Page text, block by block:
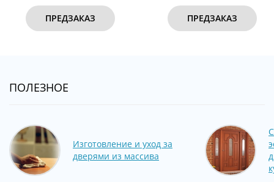
ПРЕДЗАКАЗ ПРЕДЗАКАЗ
ПОЛЕЗНОЕ
Изготовление и уход за
дверями из массива